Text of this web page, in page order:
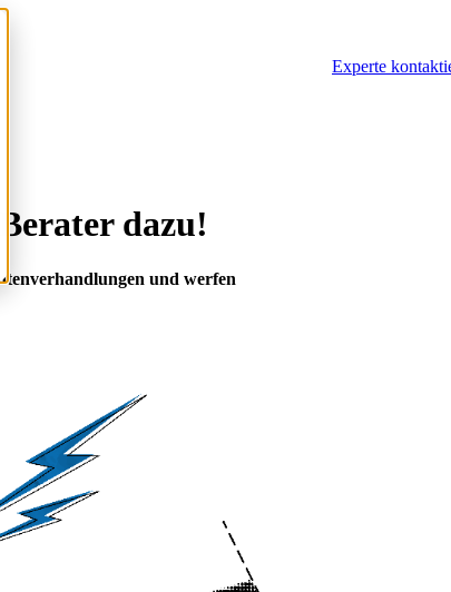
Experte
dazu!
und werfen